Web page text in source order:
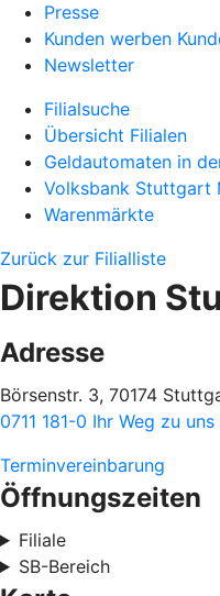
Presse
Kunden werben
Newsletter
Filialsuche
Übersicht Filialen
Geldautomaten in
Volksbank Stuttgart
Warenmärkte
Zurück zur Filialliste
Direktion
Adresse
Börsenstr. 3, 70174
0711 181-0 Ihr Weg zu uns
Terminvereinbarung
Öffnungszeiten
Filiale
SB-Bereich